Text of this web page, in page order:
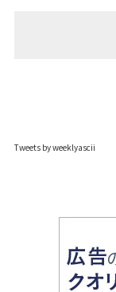
Tweets by weeklyascii